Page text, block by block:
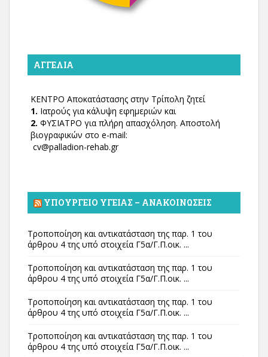
ΑΓΓΕΛΊΑ
ΚΕΝΤΡΟ Αποκατάστασης στην Τρίπολη ζητεί
1. Ιατρούς για κάλυψη εφημεριών και
2. ΦΥΣΙΑΤΡΟ για πλήρη απασχόληση. Αποστολή
βιογραφικών στο e-mail:
cv@palladion-rehab.gr
ΥΠΟΥΡΓΕΊΟ ΥΓΕΊΑΣ – ΑΝΑΚΟΙΝΏΣΕΙΣ
Τροποποίηση και αντικατάσταση της παρ. 1 του
άρθρου 4 της υπό στοιχεία Γ5α/Γ.Π.οικ. ...
Τροποποίηση και αντικατάσταση της παρ. 1 του
άρθρου 4 της υπό στοιχεία Γ5α/Γ.Π.οικ. ...
Τροποποίηση και αντικατάσταση της παρ. 1 του
άρθρου 4 της υπό στοιχεία Γ5α/Γ.Π.οικ. ...
Τροποποίηση και αντικατάσταση της παρ. 1 του
άρθρου 4 της υπό στοιχεία Γ5α/Γ.Π.οικ. ...